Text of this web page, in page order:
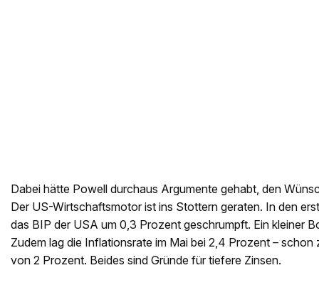
Dabei hätte Powell durchaus Argumente gehabt, den
Der US-Wirtschaftsmotor ist ins Stottern geraten. In den
das BIP der USA um 0,3 Prozent geschrumpft. Ein kleiner
Zudem lag die Inflationsrate im Mai bei 2,4 Prozent – schon
von 2 Prozent. Beides sind Gründe für tiefere Zinsen.